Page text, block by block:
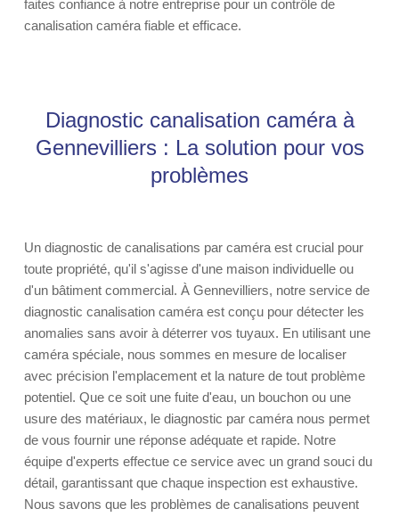
faites confiance à notre entreprise pour un contrôle de
canalisation caméra fiable et efficace.
Diagnostic canalisation caméra à
Gennevilliers : La solution pour vos
problèmes
Un diagnostic de canalisations par caméra est crucial pour
toute propriété, qu'il s'agisse d'une maison individuelle ou
d'un bâtiment commercial. À Gennevilliers, notre service de
diagnostic canalisation caméra est conçu pour détecter les
anomalies sans avoir à déterrer vos tuyaux. En utilisant une
caméra spéciale, nous sommes en mesure de localiser
avec précision l'emplacement et la nature de tout problème
potentiel. Que ce soit une fuite d'eau, un bouchon ou une
usure des matériaux, le diagnostic par caméra nous permet
de vous fournir une réponse adéquate et rapide. Notre
équipe d'experts effectue ce service avec un grand souci du
détail, garantissant que chaque inspection est exhaustive.
Nous savons que les problèmes de canalisations peuvent